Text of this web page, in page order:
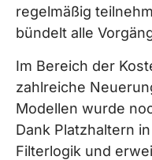
regelmäßig
bündelt alle
Im Bereich der
zahlreiche
Modellen wurde
Dank Platzhaltern
Filterlogik und